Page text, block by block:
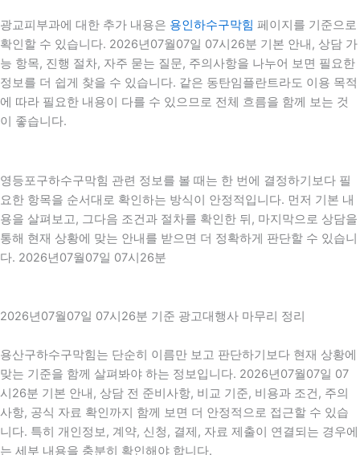
광교피부과에 대한 추가 내용은 용인하수구막힘 페이지를 기준으로
확인할 수 있습니다. 2026년07월07일 07시26분 기본 안내, 상담 가
능 항목, 진행 절차, 자주 묻는 질문, 주의사항을 나누어 보면 필요한
정보를 더 쉽게 찾을 수 있습니다. 같은 동탄임플란트라도 이용 목적
에 따라 필요한 내용이 다를 수 있으므로 전체 흐름을 함께 보는 것
이 좋습니다.
영등포구하수구막힘 관련 정보를 볼 때는 한 번에 결정하기보다 필
요한 항목을 순서대로 확인하는 방식이 안정적입니다. 먼저 기본 내
용을 살펴보고, 그다음 조건과 절차를 확인한 뒤, 마지막으로 상담을
통해 현재 상황에 맞는 안내를 받으면 더 정확하게 판단할 수 있습니
다. 2026년07월07일 07시26분
2026년07월07일 07시26분 기준 광고대행사 마무리 정리
용산구하수구막힘는 단순히 이름만 보고 판단하기보다 현재 상황에
맞는 기준을 함께 살펴봐야 하는 정보입니다. 2026년07월07일 07
시26분 기본 안내, 상담 전 준비사항, 비교 기준, 비용과 조건, 주의
사항, 공식 자료 확인까지 함께 보면 더 안정적으로 접근할 수 있습
니다. 특히 개인정보, 계약, 신청, 결제, 자료 제출이 연결되는 경우에
는 세부 내용을 충분히 확인해야 합니다.